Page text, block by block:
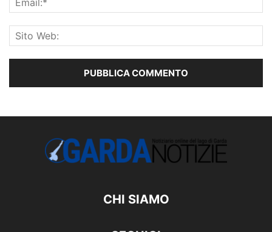
CHI SIAMO